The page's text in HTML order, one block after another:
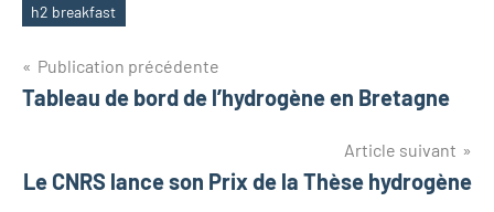
Étiquettes
h2 breakfast
Navigation
de
Publication précédente
Tableau de bord de l’hydrogène en Bretagne
Article suivant
Le CNRS lance son Prix de la Thèse hydrogène